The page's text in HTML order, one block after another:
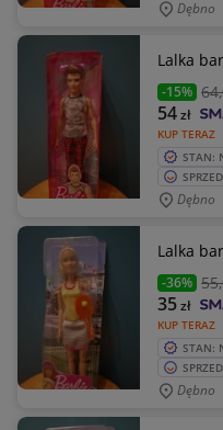
Dębno
Lalka
-15% 64
KUP TERAZ
54zł
STAN:
Dębno
Lalka
-36% 55
KUP TERAZ
35zł
STAN:
Dębno